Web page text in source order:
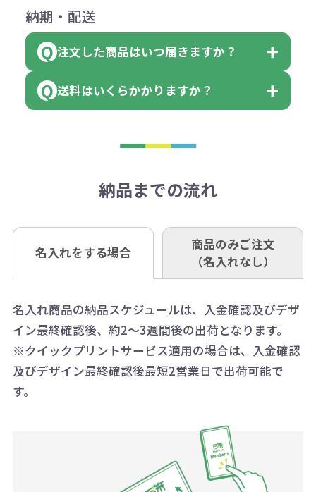
に必要な個数を入力ください。
※10個単位など購入できる単位が決
はまらない数を入力すると、アラー
アラートに従って数を調整してくだ
ください。
（商品の状態により、対応が変わる
※不良商品をご返却いただけない場
います。あらかじめご了承くださ
※不良商品は商品到着後7営業日以
お問合せ先
AM10:00～PM5:00（土・日・祝日を
除く平日）
×色数
※例えば2色印刷の場合には、名入
れ費用が2倍、製版代が2倍必要で
す。
相談下さい。
なお、印刷代はボリュームディスカ
同じ版で多くの数量を印刷すると、1
個当たりの印刷代単価がお安くなり
一方、数量が少なく一定数に満たな
い場合は、単価計算ではなく、印刷
代の基本料金を一式頂戴する場合が
商品や印刷方法によって異なります
ので、予めご了承ください。
領収書のダウンロード
詳しくはこちらはご確認ください。
領収書のダウンロード
下記口座にお願いします。
■三菱UFJ銀行
小田井支店（おたいしてん）
■ゆうちょ銀行（振替口座）
口座名 株式会社モノベーション
※振り込み手数料はお客さま負担と
なりますのでご注意ください。
納期・配送
注文した商品はいつ届きますか？
既製品の場合、ご入金確認後3営業
ご入金確認後約3週間となります。
定しているものもあります。
あれば、午前中までにご注文とご入
金いただければ翌日着でお送りする
お急ぎの場合、ご相談ください。最
大限努力いたします。
送料はいくらかかりますか？
き別途申し受けます。
も複数ヶ所への納品の場合、別途送
料頂戴する場合がございます。
詳細はこちらご確認ください。
配送について
納品までの流れ
名入れをする場合
商品のみご注文
（名入れなし）
名入れ商品の納品スケジュールは、入金確認及びデザ
イン最終確認後、約2～3週間後の出荷となります。
※クイックプリントサービス適用の場合は、入金確認
及びデザイン最終確認後最短2営業日で出荷可能で
す。